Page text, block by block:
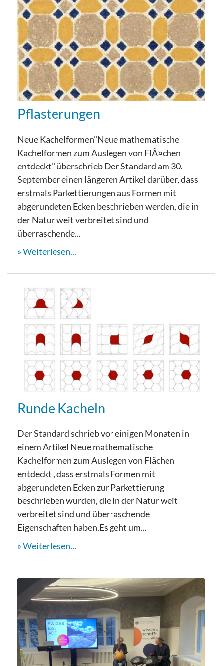
Pflasterungen
Neue Kachelformen"Neue mathematische
Kachelformen zum Auslegen von FlÃ¤chen
entdeckt" überschrieb Der Standard am 30.
September einen längeren Artikel darüber, dass
erstmals Parkettierungen aus Formen mit
abgerundeten Ecken beschrieben werden, die in
der Natur weit verbreitet sind und
überraschende...
Weiterlesen...
Runde Kacheln
Der Standard schrieb vor einigen Monaten in
einem Artikel Neue mathematische
Kachelformen zum Auslegen von Flächen
entdeckt , dass erstmals Formen mit
abgerundeten Ecken zur Parkettierung
beschrieben wurden, die in der Natur weit
verbreitet sind und überraschende
Eigenschaften haben.Es geht um...
Weiterlesen...